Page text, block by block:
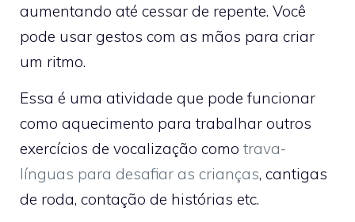
aumentando até cessar de repente. Você
pode usar gestos com as mãos para criar
um ritmo.
Essa é uma atividade que pode funcionar
como aquecimento para trabalhar outros
exercícios de vocalização como trava-
línguas para desafiar as crianças, cantigas
de roda, contação de histórias etc.